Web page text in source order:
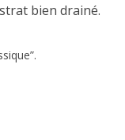
bien drainé.